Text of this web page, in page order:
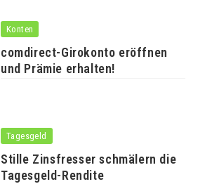
Konten
comdirect-Girokonto eröffnen
und Prämie erhalten!
Tagesgeld
Stille Zinsfresser schmälern die
Tagesgeld-Rendite